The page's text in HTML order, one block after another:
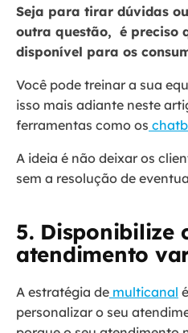
Seja para tirar dúvidas
outra questão, é preciso
disponível para os
Você pode treinar a sua
isso mais adiante neste
ferramentas como os
A ideia é não deixar os
sem a resolução de
5. Disponibilize
atendimento
A estratégia de multicanal
personalizar o seu